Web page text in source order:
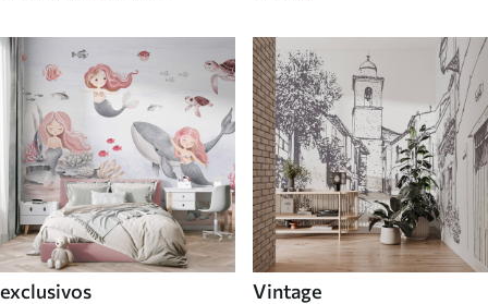
exclusivos Vintage